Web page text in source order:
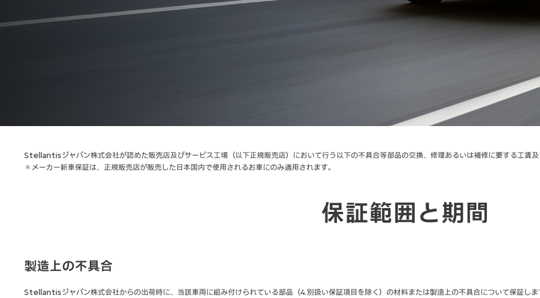
Stellantisジャパン株式会社が認めた販売店及びサービス工場（以下正規販売店）において行う以下の不具合等部品の交換、修理あるいは補修に要する工賃及
※メーカー新車保証は、正規販売店が販売した日本国内で使用されるお車にのみ適用されます。
保証範囲と期間
製造上の不具合
Stellantisジャパン株式会社からの出荷時に、当該車両に組み付けられている部品（4.別扱い保証項目を除く）の材料または製造上の不具合について保証しま